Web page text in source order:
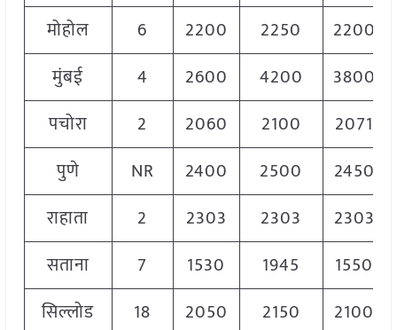
मोहोल
6 2200 2250
2200
मुंबई
4 2600 4200
3800
पचोरा
2 2060 2100
2071
पुणे
NR 2400 2500
2450
राहाता
2 2303 2303
2303
सताना
7 1530 1945
1550
सिल्लोड
18 2050 2150 2100